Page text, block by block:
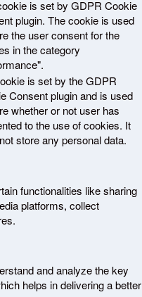
is set by GDPR Cookie
plugin. The cookie is used
the user consent for the
in the category
is set by the GDPR
Consent plugin and is used
whether or not user has
to the use of cookies. It
store any personal data.
functionalities like sharing
platforms, collect
and analyze the key
helps in delivering a better